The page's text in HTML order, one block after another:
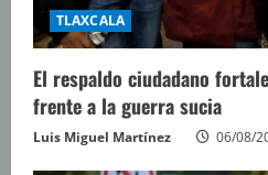
TLAXCALA
El respaldo ciudadano
frente a la guerra sucia
Luis Miguel Martínez 06/08/